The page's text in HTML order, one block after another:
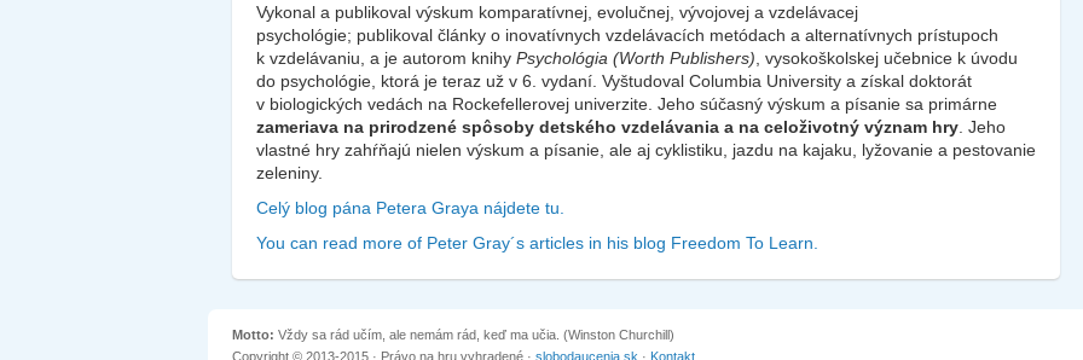
Vykonal a publikoval výskum komparatívnej, evolučnej, vývojovej a vzdelávacej
psychológie; publikoval články o inovatívnych vzdelávacích metódach a alternatívnych prístupoch
k vzdelávaniu, a je autorom knihy Psychológia (Worth Publishers) , vysokoškolskej učebnice k úvodu
do psychológie, ktorá je teraz už v 6. vydaní. Vyštudoval Columbia University a získal doktorát
v biologických vedách na Rockefellerovej univerzite. Jeho súčasný výskum a písanie sa primárne
zameriava na prirodzené spôsoby detského vzdelávania a na celoživotný význam hry . Jeho
vlastné hry zahŕňajú nielen výskum a písanie, ale aj cyklistiku, jazdu na kajaku, lyžovanie a pestovanie
zeleniny.
Celý blog pána Petera Graya nájdete tu.
You can read more of Peter Gray´s articles in his blog Freedom To Learn.
Motto: Vždy sa rád učím, ale nemám rád, keď ma učia. (Winston Churchill)
Copyright © 2013-2015 · Právo na hru vyhradené · slobodaucenia.sk · Kontakt